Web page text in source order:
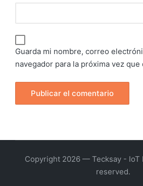
Guarda mi nombre, correo
navegador para la próxima vez que
Copyright 2026 — Tecksay - IoT
reserved.